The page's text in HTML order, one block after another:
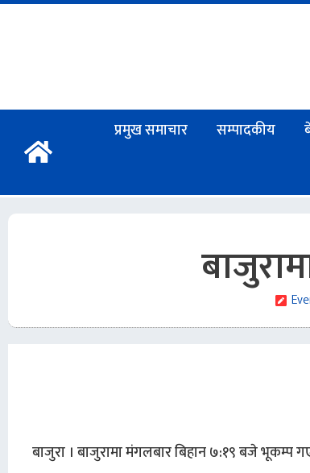
प्रमुख समाचार सम्पादकीय
बाजुरा । बाजुरामा मंगलबार बिहान ७:१९ बजे भूकम्प